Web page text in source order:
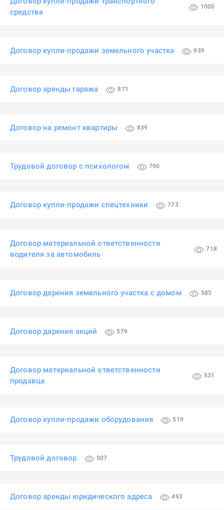
средства
1000
Договор купли-продажи земельного участка 939
Договор аренды гаража 871
Договор на ремонт квартиры 839
Трудовой договор с психологом 790
Договор купли-продажи спецтехники 773
Договор материальной ответственности
водителя за автомобиль
718
Договор дарения земельного участка с домом 585
Договор дарения акций 579
Договор материальной ответственности
продавца
531
Договор купли-продажи оборудования 519
Трудовой договор 507
Договор аренды юридического адреса 493